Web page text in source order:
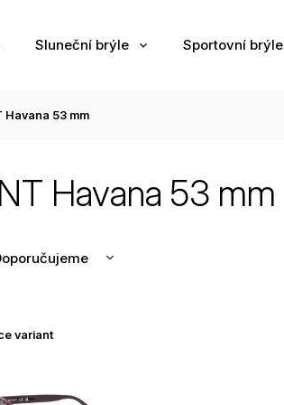
Sluneční brýle Sportovní brýle
Havana 53 mm
Havana 53 mm
variant